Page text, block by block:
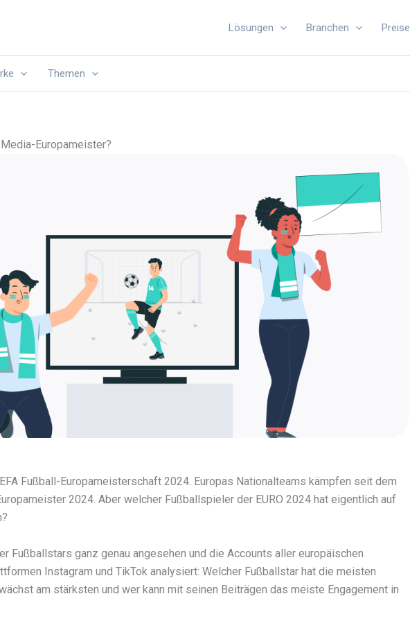
Lösungen Branchen Preise
Themen
Europameister?
Fußball-Europameisterschaft 2024. Europas Nationalteams kämpfen seit dem
2024. Aber welcher Fußballspieler der EURO 2024 hat eigentlich auf
Fußballstars ganz genau angesehen und die Accounts aller europäischen
Instagram und TikTok analysiert: Welcher Fußballstar hat die meisten
am stärksten und wer kann mit seinen Beiträgen das meiste Engagement in